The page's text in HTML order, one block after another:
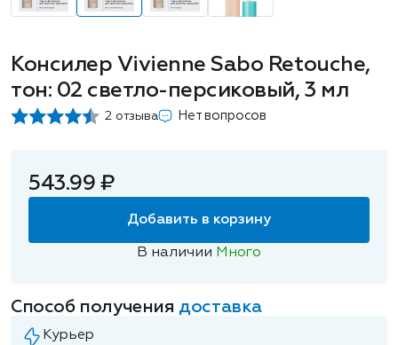
Консилер Vivienne Sabo Retouche,
тон: 02 светло-персиковый, 3 мл
2 отзыва Нет вопросов
543.99 ₽
Добавить в корзину
В наличии Много
Способ получения доставка
Курьер